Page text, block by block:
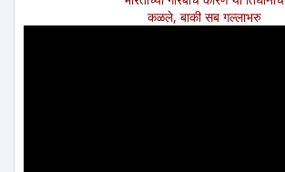
कळले, बाकी सब गल्लाभरु